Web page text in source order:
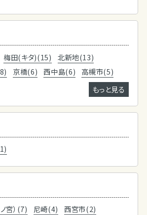
梅田(キタ)(15)
北新地(13)
京橋(6) 西中島(6)
高槻市(5)
もっと見る
宮）(7) 尼崎(4)
西宮市(2)